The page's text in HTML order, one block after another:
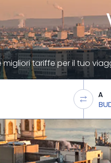
migliori tariffe per il tuo
A